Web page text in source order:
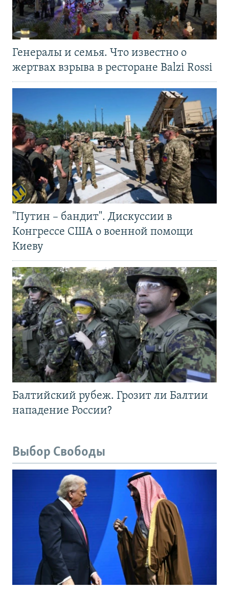
Генералы и семья. Что известно о
жертвах взрыва в ресторане Balzi Rossi
"Путин – бандит". Дискуссии в
Конгрессе США о военной помощи
Киеву
Балтийский рубеж. Грозит ли Балтии
нападение России?
Выбор Свободы